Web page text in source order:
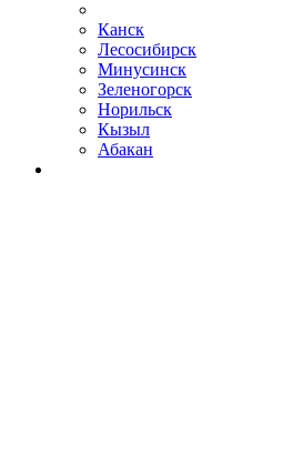
Канск
Лесосибирск
Минусинск
Зеленогорск
Норильск
Кызыл
Абакан